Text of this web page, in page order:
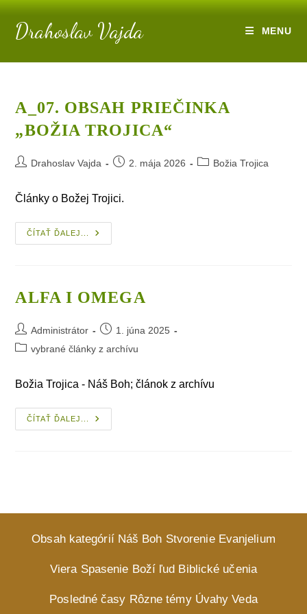
contentDrahoslav Vajda MENU
A_07. OBSAH PRIEČINKA
„BOŽIA TROJICA“
PostDrahoslav Vajda
Post2. mája 2026
PostBožia Trojica
Články o Božej Trojici.
ČÍTAŤ ĎALEJ...
A_07.
Obsah
ALFA I OMEGA
Post
author:
Administrátor
Post
published:
1. júna 2025
Postvybrané články z archívu
Božia Trojica - Náš Boh; článok z archívu
ČÍTAŤ ĎALEJ...
Alfa
I Omega
Obsah kategórií Náš Boh Stvorenie Evanjelium
Viera Spasenie Boží ľud Biblické učenia
Posledné časy Rôzne témy Úvahy Veda